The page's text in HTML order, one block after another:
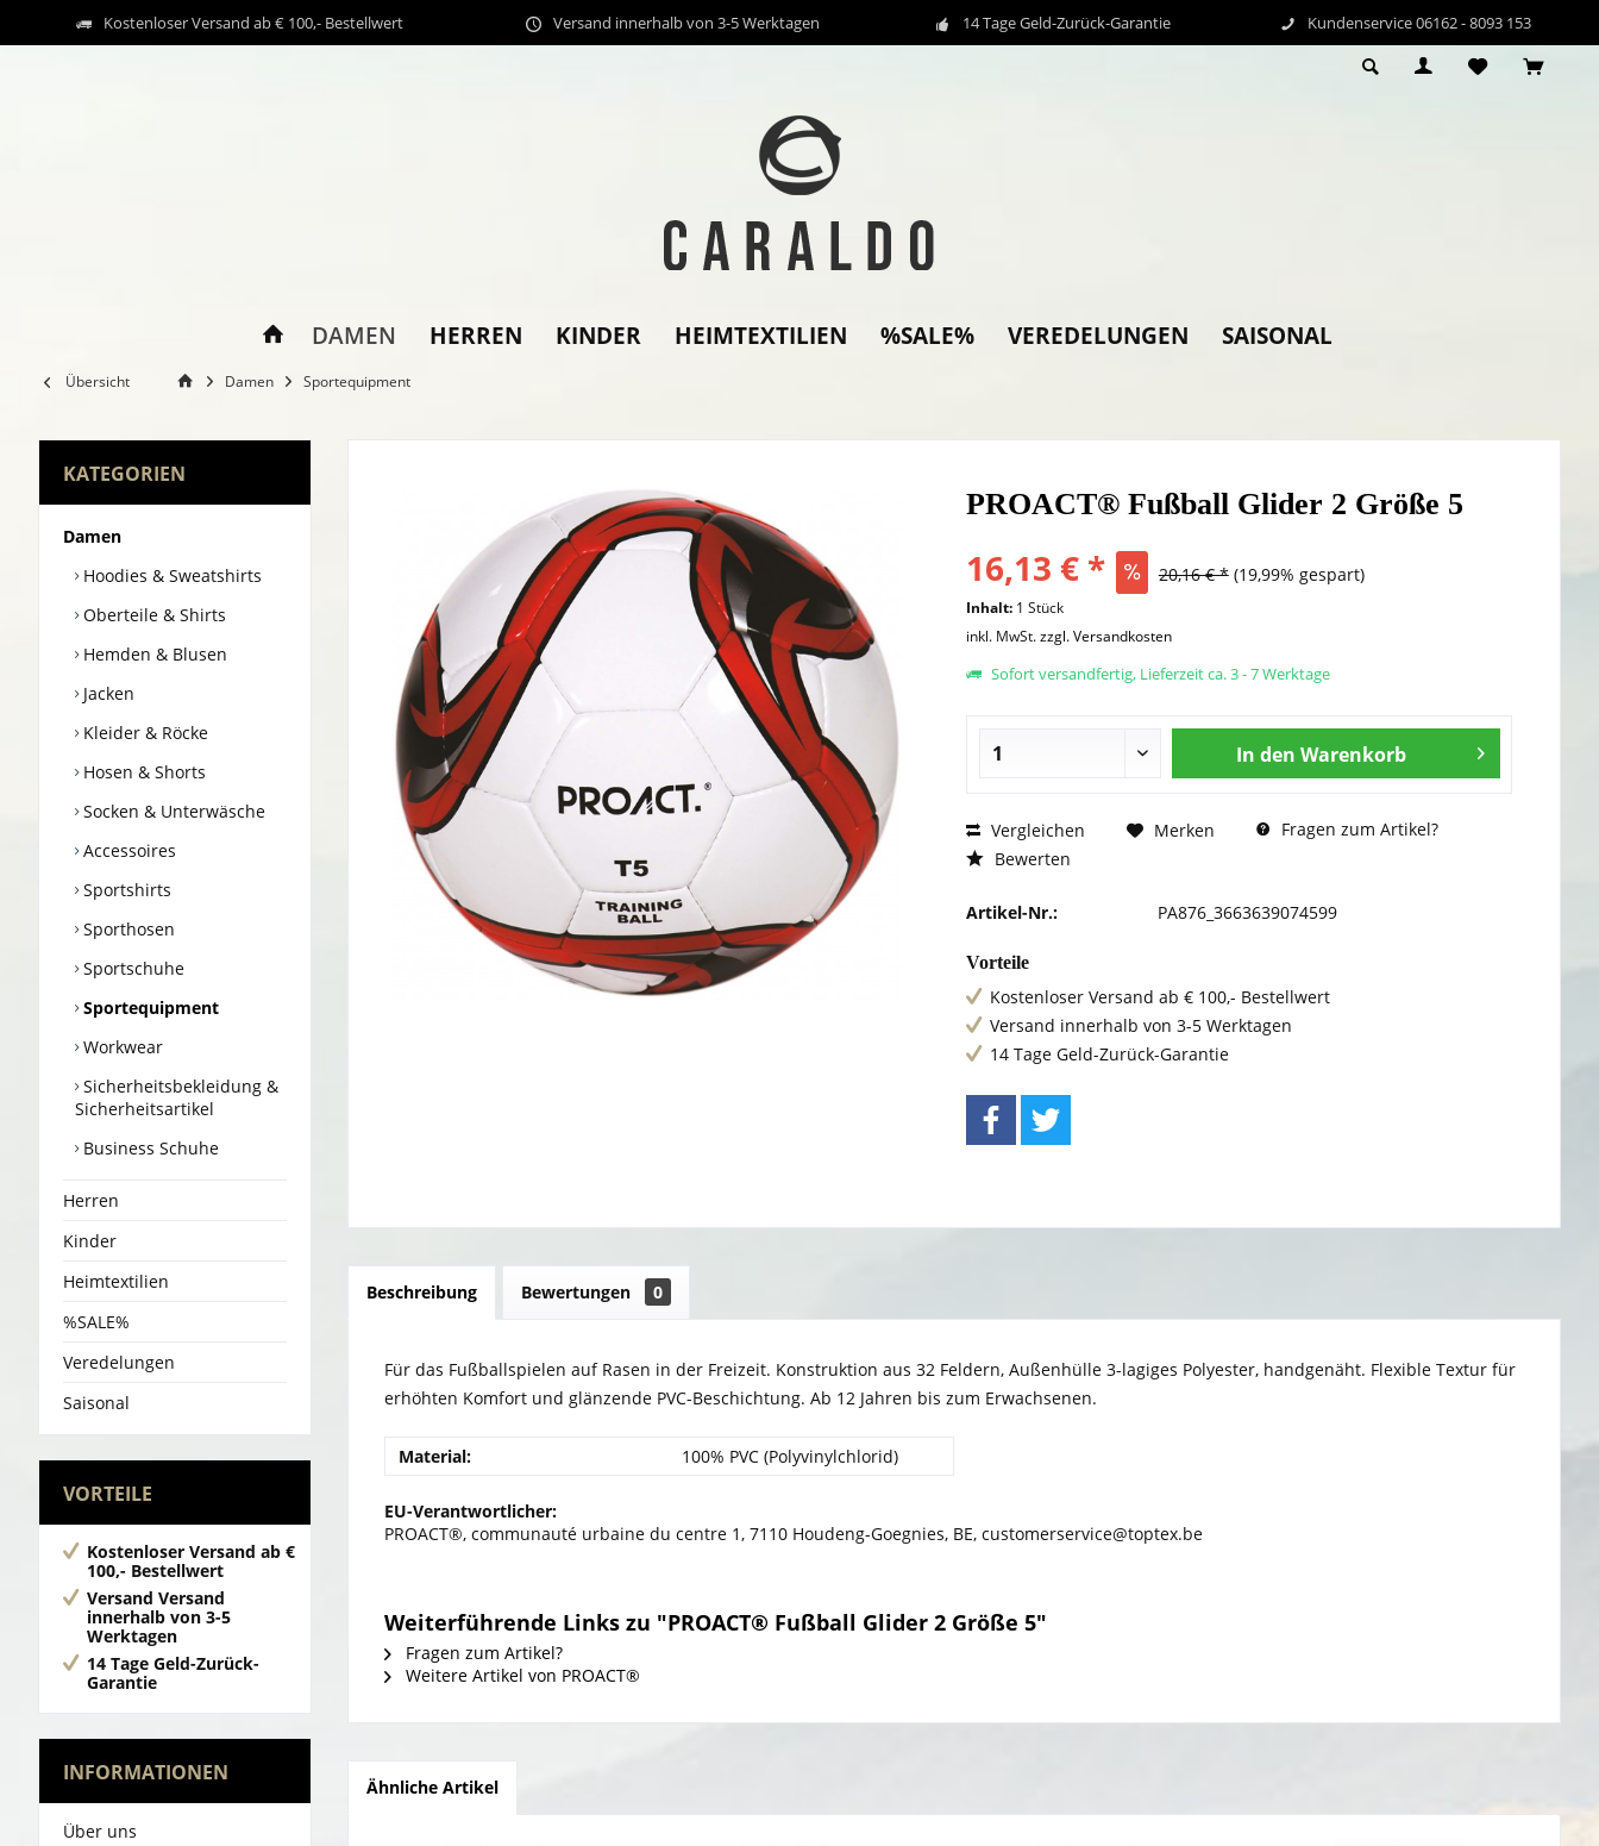
Kostenloser Versand ab € 100,- Bestellwert Versand innerhalb von 3-5 Werktagen 14 Tage Geld-Zurück-Garantie Kundenservice 06162 - 8093 153
DAMEN HERREN KINDER HEIMTEXTILIEN %SALE% VEREDELUNGEN SAISONAL
Übersicht Damen Sportequipment
KATEGORIEN
Damen
Hoodies & Sweatshirts
Oberteile & Shirts
Hemden & Blusen
Jacken
Kleider & Röcke
Hosen & Shorts
Socken & Unterwäsche
Accessoires
Sportshirts
Sporthosen
Sportschuhe
Sportequipment
Workwear
Sicherheitsbekleidung &
Sicherheitsartikel
Business Schuhe
Herren
Kinder
Heimtextilien
%SALE%
Veredelungen
Saisonal
VORTEILE
Kostenloser Versand ab €
100,- Bestellwert
Versand Versand
innerhalb von 3-5
Werktagen
14 Tage Geld-Zurück-
Garantie
INFORMATIONEN
Über uns
PROACT® Fußball Glider 2 Größe 5
16,13 € * 20,16 € * (19,99% gespart)
Inhalt: 1 Stück
inkl. MwSt.zzgl. Versandkosten
Sofort versandfertig, Lieferzeit ca. 3 - 7 Werktage
In den Warenkorb
Vergleichen Merken
Fragen zum Artikel?
Bewerten
Artikel-Nr.: PA876_3663639074599
Vorteile
Kostenloser Versand ab € 100,- Bestellwert
Versand innerhalb von 3-5 Werktagen
14 Tage Geld-Zurück-Garantie
Beschreibung Bewertungen 0
Für das Fußballspielen auf Rasen in der Freizeit. Konstruktion aus 32 Feldern, Außenhülle 3-lagiges Polyester, handgenäht. Flexible Textur für
erhöhten Komfort und glänzende PVC-Beschichtung. Ab 12 Jahren bis zum Erwachsenen.
Material: 100% PVC (Polyvinylchlorid)
EU-Verantwortlicher:
PROACT®, communauté urbaine du centre 1, 7110 Houdeng-Goegnies, BE, customerservice@toptex.be
Weiterführende Links zu "PROACT® Fußball Glider 2 Größe 5"
Fragen zum Artikel?
Weitere Artikel von PROACT®
Ähnliche Artikel